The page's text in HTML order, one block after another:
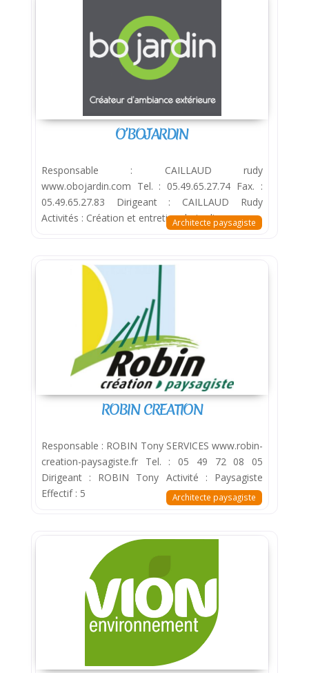
Architecte paysagiste
O’BOJARDIN
Responsable : CAILLAUD rudy
www.obojardin.com Tel. : 05.49.65.27.74 Fax. :
05.49.65.27.83 Dirigeant : CAILLAUD Rudy
Activités : Création et entretien de jardin
Architecte paysagiste
ROBIN CREATION
Responsable : ROBIN Tony SERVICES www.robin-
creation-paysagiste.fr Tel. : 05 49 72 08 05
Dirigeant : ROBIN Tony Activité : Paysagiste
Effectif : 5